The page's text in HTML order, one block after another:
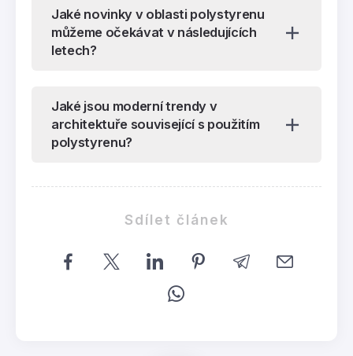
Jaké novinky v oblasti polystyrenu
můžeme očekávat v následujících
letech?
Jaké jsou moderní trendy v
architektuře související s použitím
polystyrenu?
Sdílet článek